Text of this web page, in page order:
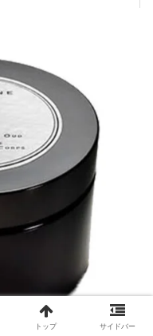
トップ サイドバー